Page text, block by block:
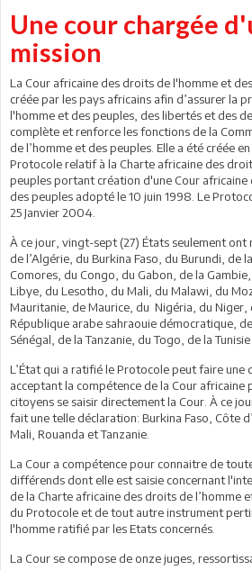
Une cour chargée
mission
La Cour africaine des droits de l'homme et
créée par les pays africains afin d’assurer la
l'homme et des peuples, des libertés et des
complète et renforce les fonctions de la
de l’homme et des peuples. Elle a été créée
Protocole relatif à la Charte africaine des
peuples portant création d'une Cour
des peuples adopté le 10 juin 1998. Le
25 Janvier 2004.
À ce jour, vingt-sept (27) États seulement ont
de l’Algérie, du Burkina Faso, du Burundi, de
Comores, du Congo, du Gabon, de la
Libye, du Lesotho, du Mali, du Malawi, du
Mauritanie, de Maurice, du Nigéria, du Niger,
République arabe sahraouie démocratique,
Sénégal, de la Tanzanie, du Togo, de la
L’État qui a ratifié le Protocole peut faire une
acceptant la compétence de la Cour africaine
citoyens se saisir directement la Cour. À ce
fait une telle déclaration: Burkina Faso, Côte
Mali, Rouanda et Tanzanie.
La Cour a compétence pour connaitre de
différends dont elle est saisie concernant
de la Charte africaine des droits de l’homme
du Protocole et de tout autre instrument
l'homme ratifié par les Etats concernés.
La Cour se compose de onze juges,